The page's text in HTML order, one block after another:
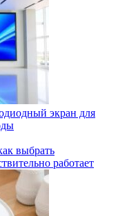
экран для
выбрать
работает